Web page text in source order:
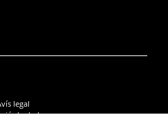
legal
de dades